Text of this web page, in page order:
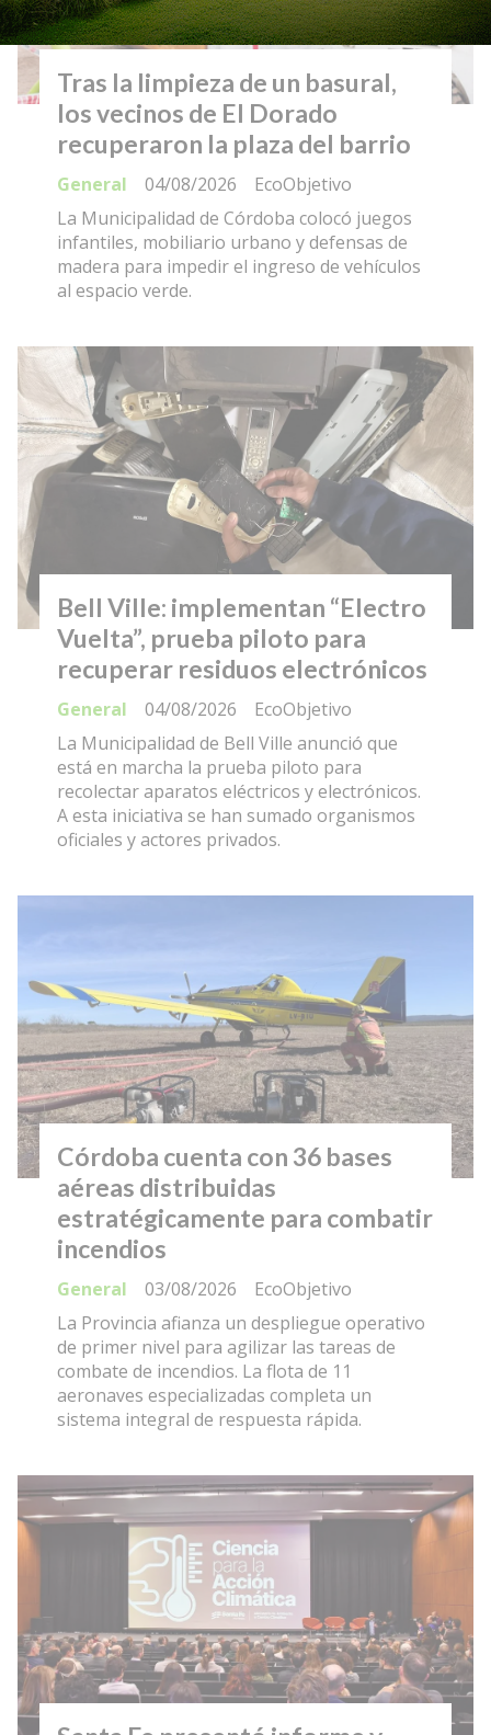
Tras la limpieza de un basural,
los vecinos de El Dorado
recuperaron la plaza del barrio
EcoObjetivo
General
04/08/2026
La Municipalidad de Córdoba colocó juegos
infantiles, mobiliario urbano y defensas de
madera para impedir el ingreso de vehículos
al espacio verde.
Bell Ville: implementan “Electro
Vuelta”, prueba piloto para
recuperar residuos electrónicos
EcoObjetivo
General
04/08/2026
La Municipalidad de Bell Ville anunció que
está en marcha la prueba piloto para
recolectar aparatos eléctricos y electrónicos.
A esta iniciativa se han sumado organismos
oficiales y actores privados.
Córdoba cuenta con 36 bases
aéreas distribuidas
estratégicamente para combatir
incendios
EcoObjetivo
General
03/08/2026
La Provincia afianza un despliegue operativo
de primer nivel para agilizar las tareas de
combate de incendios. La flota de 11
aeronaves especializadas completa un
sistema integral de respuesta rápida.